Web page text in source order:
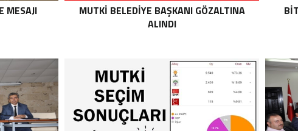
MESAJI
MUTKI BELEDIYE BAŞKANI GÖZALTINA
ALINDI